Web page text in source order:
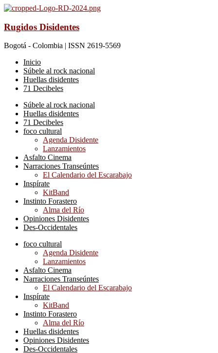
Rugidos Disidentes
Bogotá - Colombia | ISSN 2619-5569
Inicio
Súbele al rock nacional
Huellas disidentes
71 Decibeles
Súbele al rock nacional
Huellas disidentes
71 Decibeles
foco cultural
Agenda Disidente
Lanzamientos
Asfalto Cinema
Narraciones Transeúntes
El Calendario del Escarabajo
Inspírate
KitBand
Instinto Forastero
Alma del Río
Opiniones Disidentes
Des-Occidentales
foco cultural
Agenda Disidente
Lanzamientos
Asfalto Cinema
Narraciones Transeúntes
El Calendario del Escarabajo
Inspírate
KitBand
Instinto Forastero
Alma del Río
Huellas disidentes
Opiniones Disidentes
Des-Occidentales